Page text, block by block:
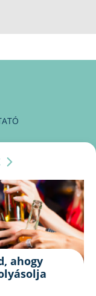
beállítások
ahogy